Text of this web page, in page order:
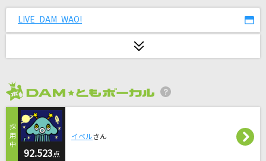
いつか
カラス
コブクロ
IRIS OUT(ビデオクリップバージョン)
LIVE DAM WAO!
92.523点
イベルさん